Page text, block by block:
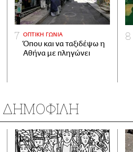
ΟΠΤΙΚΗ ΓΩΝΙΑ
Όπου και να ταξιδέψω η
Αθήνα με πληγώνει
ΔΗΜΟΦΙΛΗ